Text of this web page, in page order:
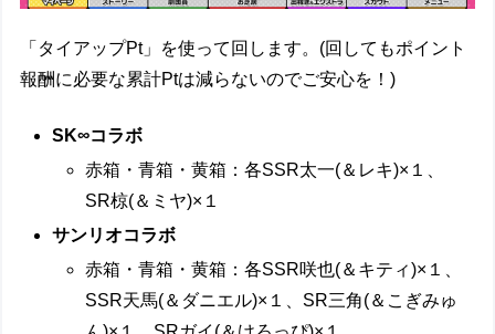
「タイアップPt」を使って回します。(回してもポイント
報酬に必要な累計Ptは減らないのでご安心を！)
SK∞コラボ
赤箱・青箱・黄箱：各SSR太一(＆レキ)×１、
SR椋(＆ミヤ)×１
サンリオコラボ
赤箱・青箱・黄箱：各SSR咲也(＆キティ)×１、
SSR天馬(＆ダニエル)×１、SR三角(＆こぎみゅ